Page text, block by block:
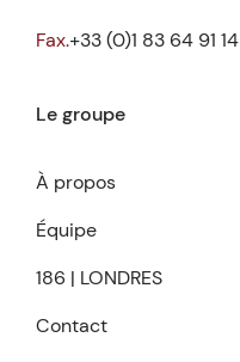
Fax.+33 (0)1 83 64 91 14
Le groupe
À propos
Équipe
186 | LONDRES
Contact